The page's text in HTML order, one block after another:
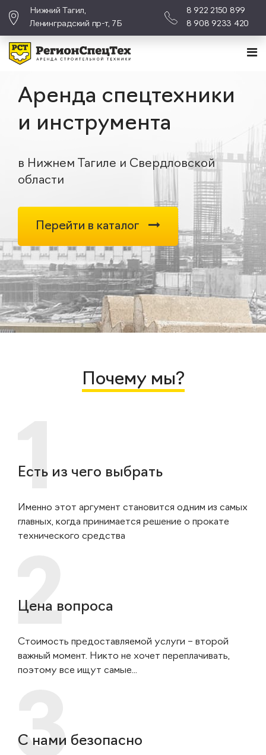
Нижний Тагил,
Ленинградский пр-т, 7Б
8 922 2150 899
8 908 9233 420
Аренда спецтехники
и инструмента
в Нижнем Тагиле и Свердловской
области
Перейти в каталог
Почему мы?
Есть из чего выбрать
Именно этот аргумент становится одним из самых
главных, когда принимается решение о прокате
технического средства
Цена вопроса
Стоимость предоставляемой услуги – второй
важный момент. Никто не хочет переплачивать,
поэтому все ищут самые...
С нами безопасно